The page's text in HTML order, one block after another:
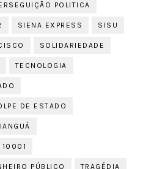
POLITICA
SIENA EXPRESS SISU
SOLIDARIEDADE
TECNOLOGIA
DE ESTADO
10001
PÚBLICO TRAGÉDIA